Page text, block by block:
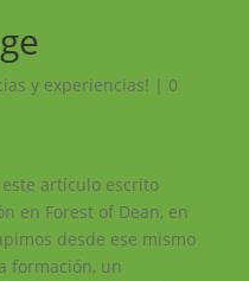
y experiencias! | 0
artículo escrito
en Forest of Dean, en
desde ese mismo
formación, un